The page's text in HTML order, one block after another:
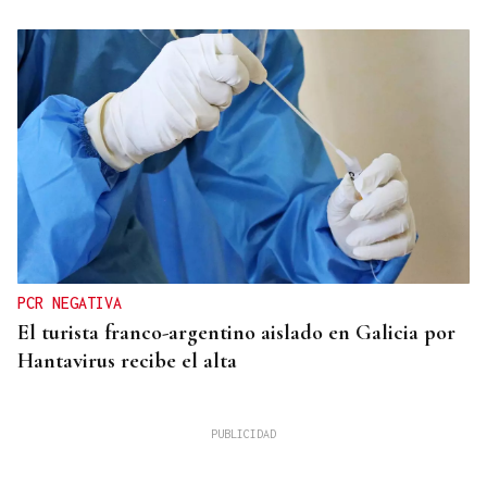
PCR NEGATIVA
El turista franco-argentino aislado en Galicia por
Hantavirus recibe el alta